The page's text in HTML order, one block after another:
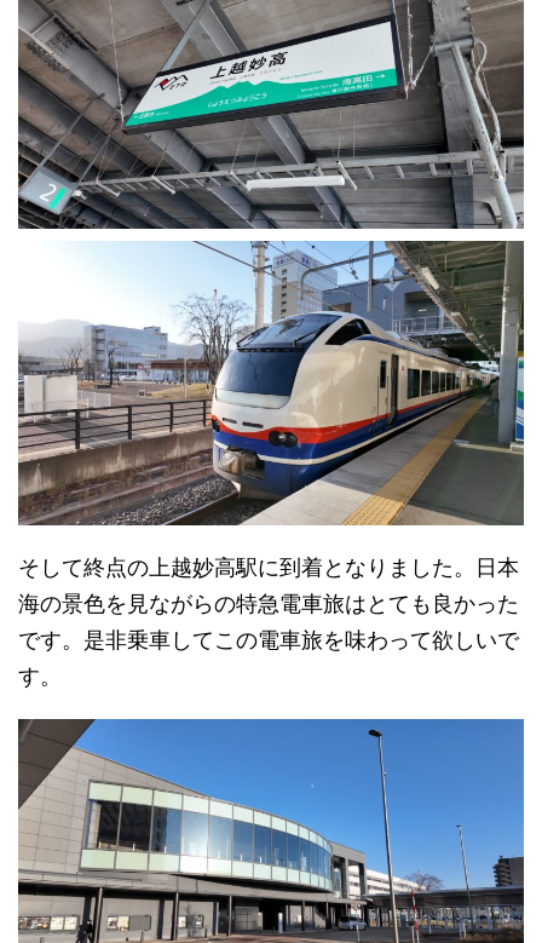
そして終点の上越妙高駅に到着となりました。日本
海の景色を見ながらの特急電車旅はとても良かった
です。是非乗車してこの電車旅を味わって欲しいで
す。